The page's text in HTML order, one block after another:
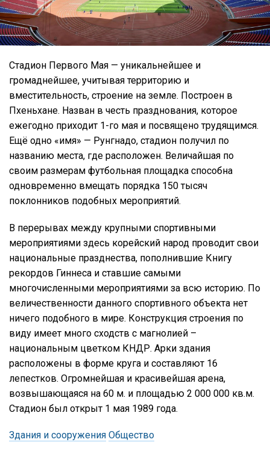
Стадион Первого Мая — уникальнейшее и
громаднейшее, учитывая территорию и
вместительность, строение на земле. Построен в
Пхеньхане. Назван в честь празднования, которое
ежегодно приходит 1-го мая и посвящено трудящимся.
Ещё одно «имя» — Рунгнадо, стадион получил по
названию места, где расположен. Величайшая по
своим размерам футбольная площадка способна
одновременно вмещать порядка 150 тысяч
поклонников подобных мероприятий.
В перерывах между крупными спортивными
мероприятиями здесь корейский народ проводит свои
национальные празднества, пополнившие Книгу
рекордов Гиннеса и ставшие самыми
многочисленными мероприятиями за всю историю. По
величественности данного спортивного объекта нет
ничего подобного в мире. Конструкция строения по
виду имеет много сходств с магнолией –
национальным цветком КНДР. Арки здания
расположены в форме круга и составляют 16
лепестков. Огромнейшая и красивейшая арена,
возвышающаяся на 60 м. и площадью 2 000 000 кв.м.
Стадион был открыт 1 мая 1989 года.
Здания и сооружения Общество